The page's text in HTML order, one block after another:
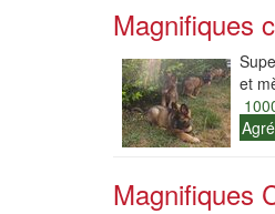
Magnifiques
et
Magnifiques